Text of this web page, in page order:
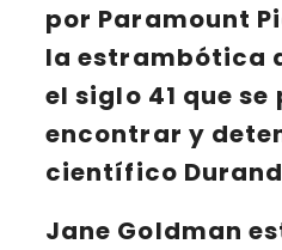
por Paramount
la estrambótica
elsiglo 41 que se
encontrar y
científico
Jane Goldman